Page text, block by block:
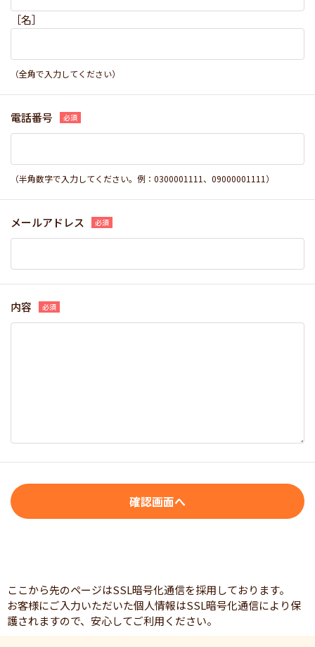
［名］
（全角で入力してください）
電話番号
（半角数字で入力してください。例：0300001111、09000001111）
メールアドレス
内容
ここから先のページはSSL暗号化通信を採用しております。
お客様にご入力いただいた個人情報はSSL暗号化通信により保
護されますので、安心してご利用ください。